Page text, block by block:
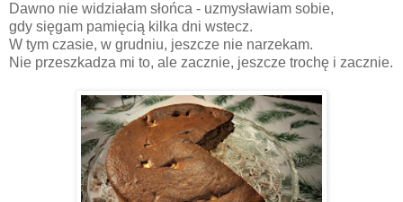
Dawno nie widziałam słońca - uzmysławiam sobie,
gdy sięgam pamięcią kilka dni wstecz.
W tym czasie, w grudniu, jeszcze nie narzekam.
Nie przeszkadza mi to, ale zacznie, jeszcze trochę i zacznie.